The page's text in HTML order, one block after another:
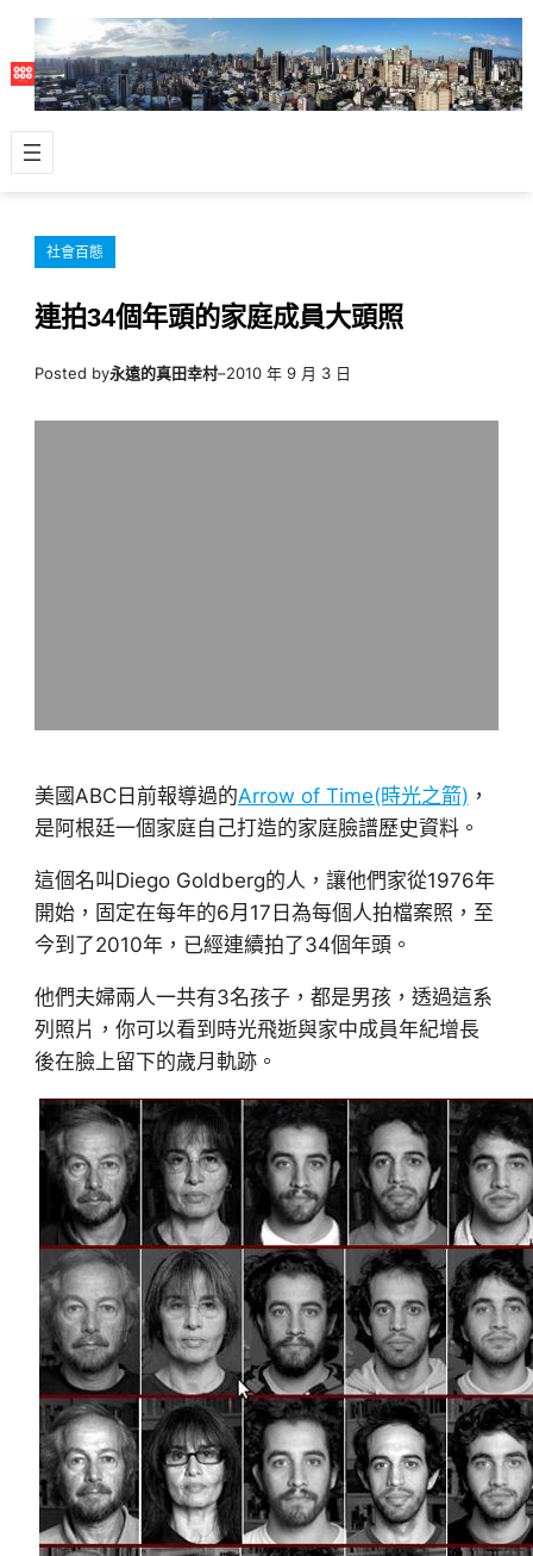
主
容
社會百態
連拍34個年頭的家庭成員大頭照
Posted by永遠的真田幸村–2010 年 9 月 3 日
美國ABC日前報導過的Arrow of Time(時光之箭) ，
是阿根廷一個家庭自己打造的家庭臉譜歷史資料。
這個名叫Diego Goldberg的人，讓他們家從1976年
開始，固定在每年的6月17日為每個人拍檔案照，至
今到了2010年，已經連續拍了34個年頭。
他們夫婦兩人一共有3名孩子，都是男孩，透過這系
列照片，你可以看到時光飛逝與家中成員年紀增長
後在臉上留下的歲月軌跡。